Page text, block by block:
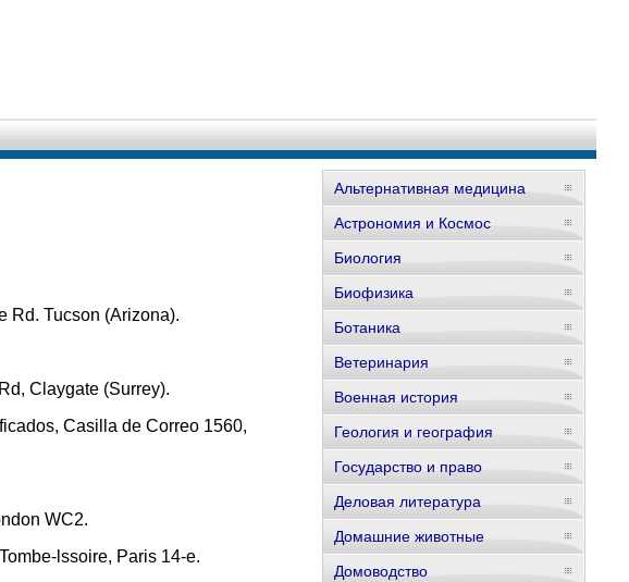
Rd. Tucson (Arizona).
Claygate (Surrey).
Casilla de Correo 1560,
WC2.
lssoire, Paris 14-e.
Альтернативная медицина
Астрономия и Космос
Биология
Биофизика
Ботаника
Ветеринария
Военная история
Геология и география
Государство и право
Деловая литература
Домашние животные
Домоводство